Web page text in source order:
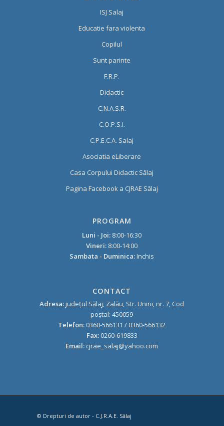
ISJ Salaj
Educatie fara violenta
Copilul
Sunt parinte
F.R.P.
Didactic
C.N.A.S.R.
C.O.P.S.I.
C.P.E.C.A. Salaj
Asociatia eLiberare
Casa Corpului Didactic Sălaj
Pagina Facebook a CJRAE Sălaj
PROGRAM
Luni - Joi: 8:00-16:30
Vineri: 8:00-14:00
Sambata - Duminica:Inchis
CONTACT
Adresa:judeţul Sălaj, Zalău, Str. Unirii, nr. 7, Cod
poştal: 450059
Telefon: 0360-566131 / 0360-566132
Fax: 0260-619833
Email: cjrae_salaj@yahoo.com
© Drepturi de autor - C.J.R.A.E. Sălaj